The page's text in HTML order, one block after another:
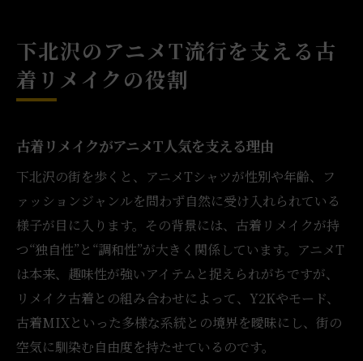
下北沢のアニメT流行を支える古
着リメイクの役割
古着リメイクがアニメT人気を支える理由
下北沢の街を歩くと、アニメTシャツが性別や年齢、フ
ァッションジャンルを問わず自然に受け入れられている
様子が目に入ります。その背景には、古着リメイクが持
つ“独自性”と“調和性”が大きく関係しています。アニメT
は本来、趣味性が強いアイテムと捉えられがちですが、
リメイク古着との組み合わせによって、Y2Kやモード、
古着MIXといった多様な系統との境界を曖昧にし、街の
空気に馴染む自由度を持たせているのです。